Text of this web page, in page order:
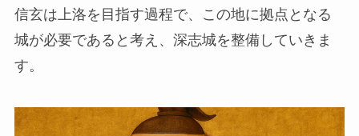
信玄は上洛を目指す過程で、この地に拠点となる
城が必要であると考え、深志城を整備していきま
す。